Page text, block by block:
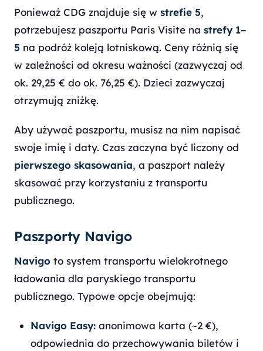
Ponieważ CDG znajduje się w strefie 5,
potrzebujesz paszportu Paris Visite na strefy 1–
5 na podróż koleją lotniskową. Ceny różnią się
w zależności od okresu ważności (zazwyczaj od
ok. 29,25 € do ok. 76,25 €). Dzieci zazwyczaj
otrzymują zniżkę.
Aby używać paszportu, musisz na nim napisać
swoje imię i daty. Czas zaczyna być liczony od
pierwszego skasowania, a paszport należy
skasować przy korzystaniu z transportu
publicznego.
Paszporty Navigo
Navigo to system transportu wielokrotnego
ładowania dla paryskiego transportu
publicznego. Typowe opcje obejmują:
Navigo Easy: anonimowa karta (~2 €),
odpowiednia do przechowywania biletów i